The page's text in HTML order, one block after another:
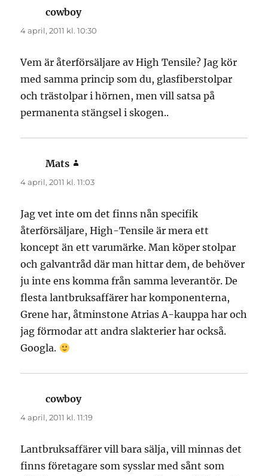
cowboyskriver:
4 april, 2011 kl. 10:30
Vem är återförsäljare av High Tensile? Jag kör
med samma princip som du, glasfiberstolpar
och trästolpar i hörnen, men vill satsa på
permanenta stängsel i skogen..
Mats
4 april, 2011 kl. 11:03
Jag vet inte om det finns nån specifik
återförsäljare, High-Tensile är mera ett
koncept än ett varumärke. Man köper stolpar
och galvantråd där man hittar dem, de behöver
ju inte ens komma från samma leverantör. De
flesta lantbruksaffärer har komponenterna,
Grene har, åtminstone Atrias A-kauppa har och
jag förmodar att andra slakterier har också.
Googla.
cowboyskriver:
4 april, 2011 kl. 11:19
Lantbruksaffärer vill bara sälja, vill minnas det
finns företagare som sysslar med sånt som